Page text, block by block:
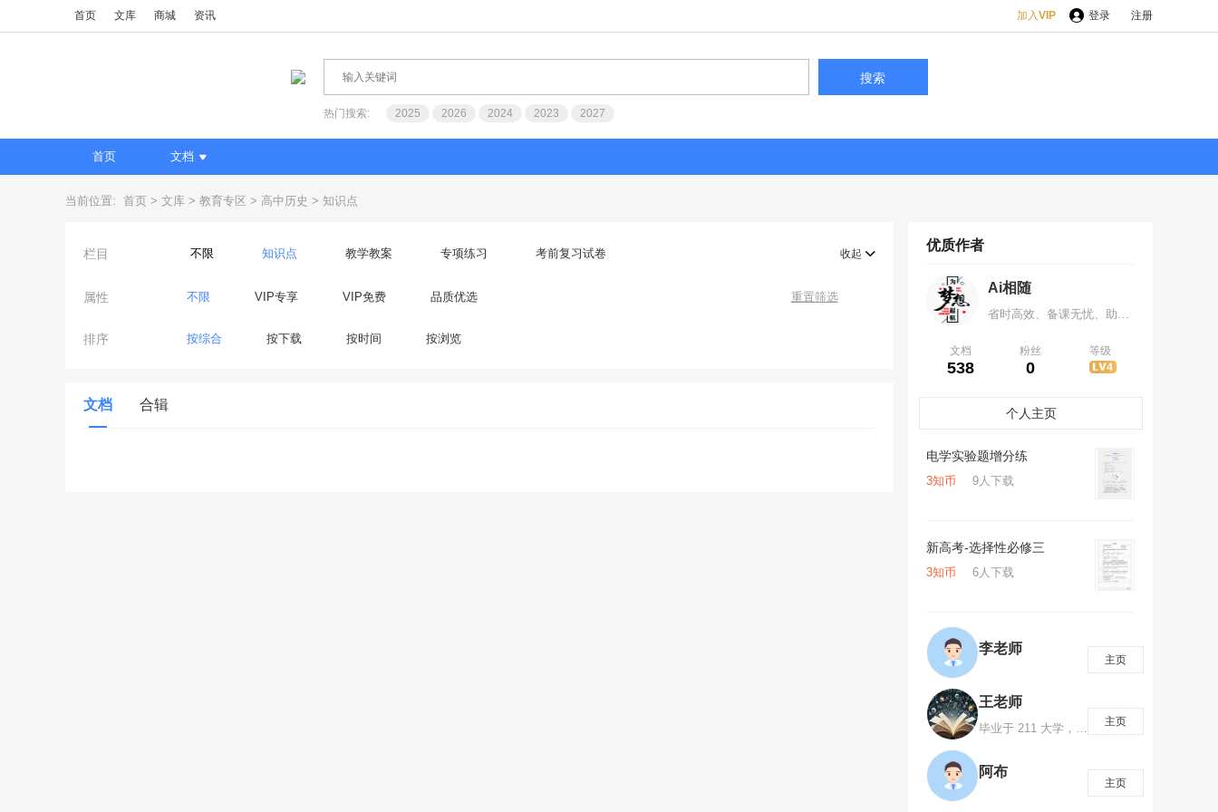
首页 文库 商城 资讯 加入VIP 登录 注册
热门搜索: 2025 2026 2024 2023 2027
搜索
首页 文档
当前位置: 首页 文库 教育专区 高中历史 知识点
栏目 不限 知识点 教学教案 专项练习 考前复习试卷 收起
属性 不限 VIP专享 VIP免费 品质优选 重置筛选
排序 按综合 按下载 按时间 按浏览
文档 合辑
优质作者
Ai相随
省时高效、备课无忧、助力提分，让备课事半功倍 、 让学习有迹可循，分享创造价值，欢迎各位咨询，微信419376535
文档
538
粉丝
0
等级
个人主页
电学实验题增分练
3知币 9人下载
新高考-选择性必修三
3知币 6人下载
李老师
主页
王老师
毕业于 211 大学，高考数学 145 分，国家励志奖学金、国家奖学金获得者，省级优秀毕业生。有多年数学教学经验，探索出一套高效率的学习方法，总结出多种知识记忆方法，注重对学生数学思维、解题方法、解题模型的培养。知识创造财富、分享创造价值！如需咨询可添加微信1063053800
主页
阿布
主页